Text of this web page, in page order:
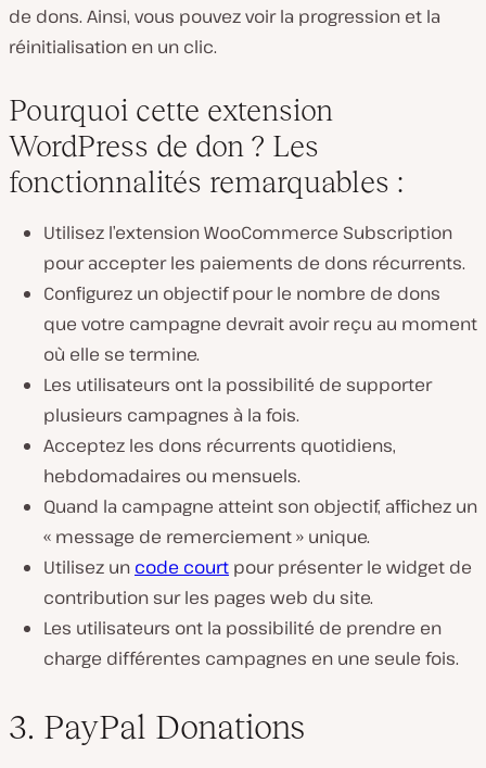
de dons. Ainsi, vous pouvez voir la progression et la
réinitialisation en un clic.
Pourquoi cette extension
WordPress de don ? Les
fonctionnalités remarquables :
Utilisez l’extension WooCommerce Subscription
pour accepter les paiements de dons récurrents.
Configurez un objectif pour le nombre de dons
que votre campagne devrait avoir reçu au moment
où elle se termine.
Les utilisateurs ont la possibilité de supporter
plusieurs campagnes à la fois.
Acceptez les dons récurrents quotidiens,
hebdomadaires ou mensuels.
Quand la campagne atteint son objectif, affichez un
« message de remerciement » unique.
Utilisez un code court pour présenter le widget de
contribution sur les pages web du site.
Les utilisateurs ont la possibilité de prendre en
charge différentes campagnes en une seule fois.
3. PayPal Donations